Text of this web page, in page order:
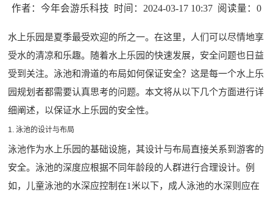
作者：今年会游乐科技 时间：2024-03-17 10:37 阅读量： 0
水上乐园是夏季最受欢迎的所之一。在这里，人们可以尽情地享
受水的清凉和乐趣。随着水上乐园的快速发展，安全问题也日益
受到关注。泳池和滑道的布局如何保证安全？这是每一个水上乐
园规划者都需要认真思考的问题。本文将从以下几个方面进行详
细阐述，以保证水上乐园的安全性。
1. 泳池的设计与布局
泳池作为水上乐园的基础设施，其设计与布局直接关系到游客的
安全。泳池的深度应根据不同年龄段的人群进行合理设计。例
如，儿童泳池的水深应控制在1米以下，成人泳池的水深则应在